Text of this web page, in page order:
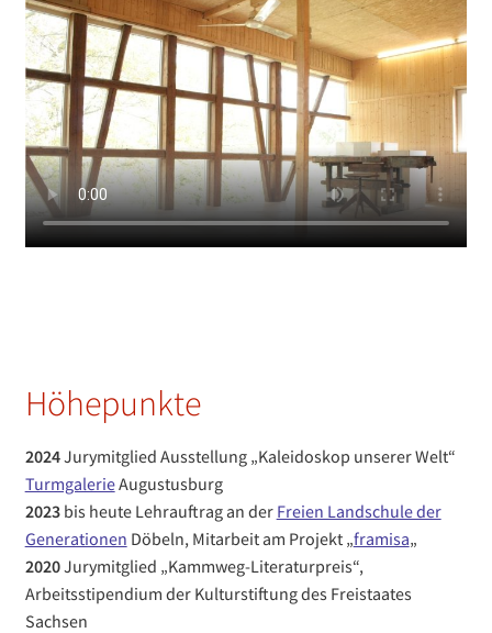
Höhepunkte
2024Jurymitglied Ausstellung „Kaleidoskop unserer Welt“
TurmgalerieAugustusburg
2023 bis heute Lehrauftrag an der Freien Landschule der
Generationen Döbeln, Mitarbeit am Projekt „framisa„
2020Jurymitglied „Kammweg-Literaturpreis“,
Arbeitsstipendium der Kulturstiftung des Freistaates
Sachsen